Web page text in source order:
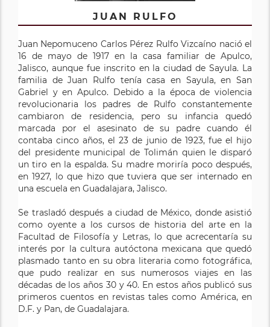
JUAN RULFO
Juan Nepomuceno Carlos Pérez Rulfo Vizcaíno nació el
16 de mayo de 1917 en la casa familiar de Apulco,
Jalisco, aunque fue inscrito en la ciudad de Sayula. La
familia de Juan Rulfo tenía casa en Sayula, en San
Gabriel y en Apulco. Debido a la época de violencia
revolucionaria los padres de Rulfo constantemente
cambiaron de residencia, pero su infancia quedó
marcada por el asesinato de su padre cuando él
contaba cinco años, el 23 de junio de 1923, fue el hijo
del presidente municipal de Tolimán quien le disparó
un tiro en la espalda. Su madre moriría poco después,
en 1927, lo que hizo que tuviera que ser internado en
una escuela en Guadalajara, Jalisco.
Se trasladó después a ciudad de México, donde asistió
como oyente a los cursos de historia del arte en la
Facultad de Filosofía y Letras, lo que acrecentaría su
interés por la cultura autóctona mexicana que quedó
plasmado tanto en su obra literaria como fotográfica,
que pudo realizar en sus numerosos viajes en las
décadas de los años 30 y 40. En estos años publicó sus
primeros cuentos en revistas tales como América, en
D.F. y Pan, de Guadalajara.